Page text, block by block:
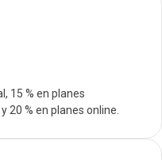
15 % en planes
% en planes online.